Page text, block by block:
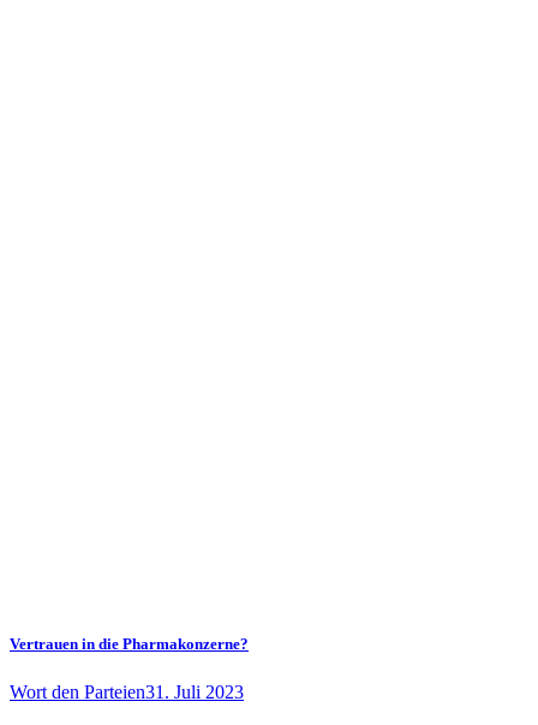
Vertrauen in die Pharmakonzerne?
Wort den Parteien31. Juli 2023